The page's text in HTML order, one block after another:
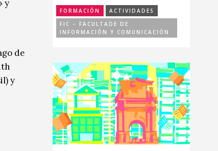
y
de
y
FORMACIÓN
ACTIVIDADES
FIC – FACULTADE DE
INFORMACIÓN Y COMUNICACIÓN